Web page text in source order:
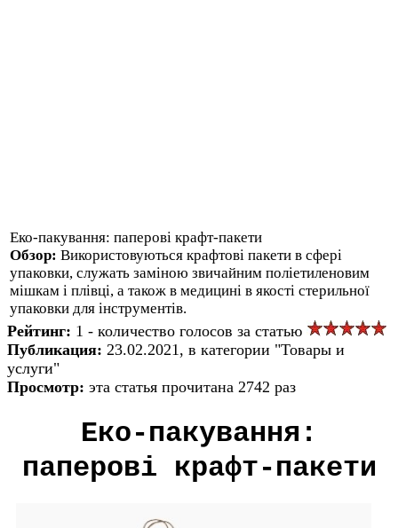
Еко-пакування: паперові крафт-пакети
Обзор: Використовуються крафтові пакети в сфері
упаковки, служать заміною звичайним поліетиленовим
мішкам і плівці, а також в медицині в якості стерильної
упаковки для інструментів.
Рейтинг: 1 - количество голосов за статью
Публикация: 23.02.2021, в категории "Товары и
услуги"
Просмотр: эта статья прочитана 2742 раз
Еко-пакування:
паперові крафт-пакети